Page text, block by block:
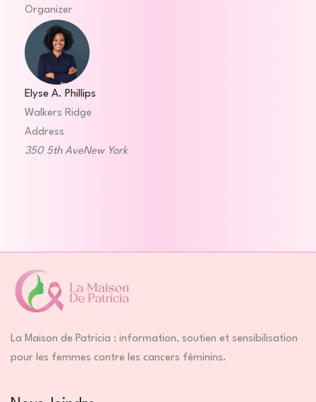
Organizer
Elyse A. Phillips
Walkers Ridge
Address
350 5th AveNew York
La Maison de Patricia : information, soutien et sensibilisation
pour les femmes contre les cancers féminins.